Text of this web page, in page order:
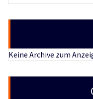
Keine Archive zum